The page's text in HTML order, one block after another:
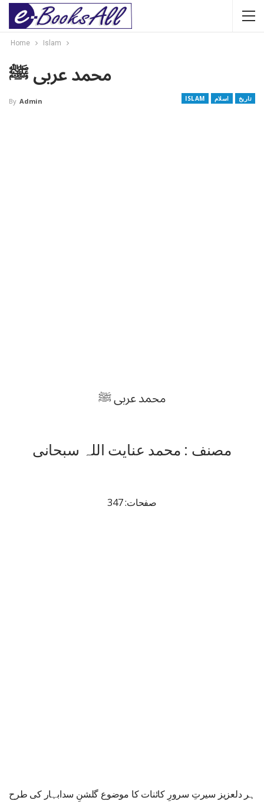
Home Islam
محمد عربی ﷺ
ISLAM اسلام تاریخ By Admin
محمد عربی ﷺ
مصنف : محمد عنایت اللہ سبحانی
صفحات: 347
ہر دلعزیز سیرتِ سرورِ کائنات کا موضوع گلشنِ سدابہار کی طرح